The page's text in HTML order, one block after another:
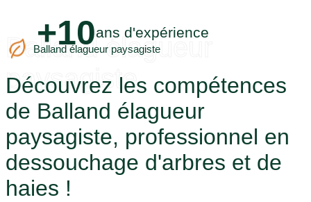
+10ans d'expérience
Balland élagueur paysagiste
Balland élagueur
paysagiste
Découvrez les compétences
de Balland élagueur
paysagiste, professionnel en
dessouchage d'arbres et de
haies !